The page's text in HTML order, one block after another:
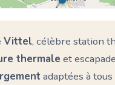
Vittel, célèbre station
thermale et
adaptées à